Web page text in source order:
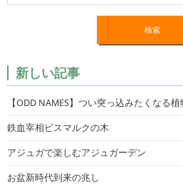
新しい記事
【ODD NAMES】つい突っ込みたくなる
鉄血宰相ビスマルクの木
アジュガで楽しむアジュガーデン
お盆新時代到来の兆し